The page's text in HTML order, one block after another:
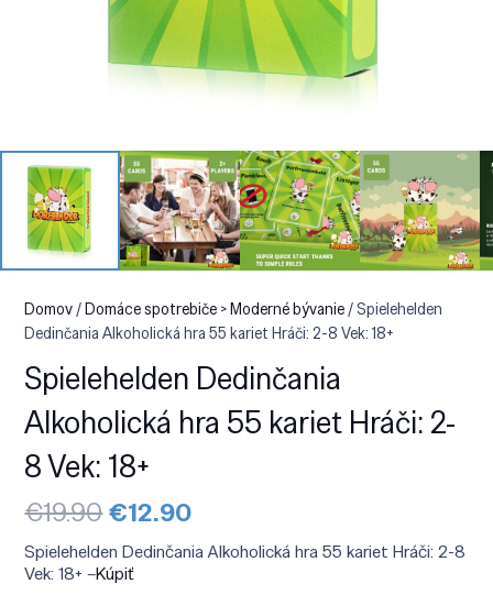
Domov/Domáce spotrebiče > Moderné bývanie/ Spielehelden
Dedinčania Alkoholická hra 55 kariet Hráči: 2-8 Vek: 18+
Spielehelden Dedinčania
Alkoholická hra 55 kariet Hráči: 2-
8 Vek: 18+
€19.90Pôvodná
cena
bola:
€19.90.
€12.90Aktuálna
je:
Spielehelden Dedinčania Alkoholická hra 55 kariet Hráči: 2-8
Vek: 18+ –Kúpiť